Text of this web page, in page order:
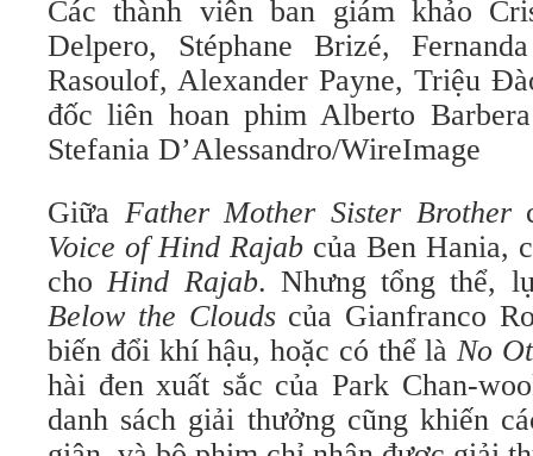
Các thành viên ban giám khảo
Delpero, Stéphane Brizé,
Rasoulof, Alexander Payne, Triệu
đốc liên hoan phim Alberto
Stefania D’Alessandro/WireImage
Giữa Father Mother Sister Brother
Voice of Hind Rajab của Ben Hania,
choHind Rajab. Nhưng tổng thể,
Below the Cloudscủa Gianfranco
biến đổi khí hậu, hoặc có thể làNo
hài đen xuất sắc của Park Chan-
danh sách giải thưởng cũng khiến